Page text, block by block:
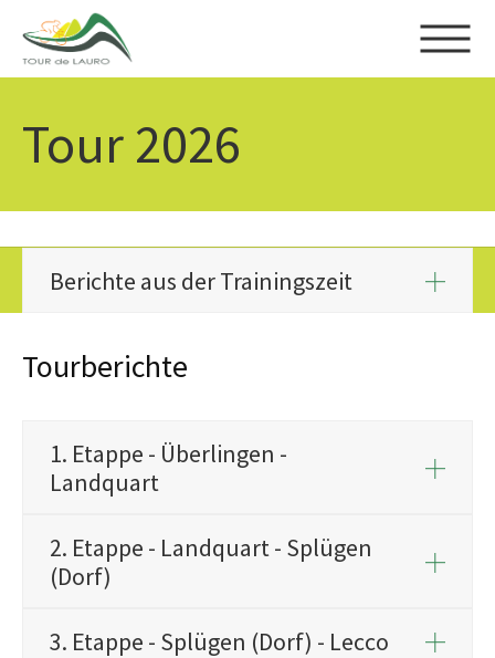
Tour 2026
Berichte aus der Trainingszeit
Tourberichte
1. Etappe - Überlingen -
Landquart
2. Etappe - Landquart - Splügen
(Dorf)
3. Etappe - Splügen (Dorf) - Lecco